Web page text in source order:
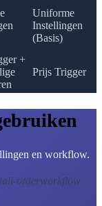
Uniforme
Instellingen
(Basis)
+
Prijs Trigger
en workflow.
orderworkflow